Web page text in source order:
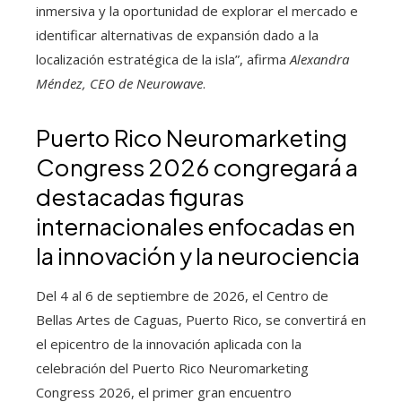
inmersiva y la oportunidad de explorar el mercado e
identificar alternativas de expansión dado a la
localización estratégica de la isla”, afirma Alexandra
Méndez, CEO de Neurowave.
Puerto Rico Neuromarketing
Congress 2026 congregará a
destacadas figuras
internacionales enfocadas en
la innovación y la neurociencia
Del 4 al 6 de septiembre de 2026, el Centro de
Bellas Artes de Caguas, Puerto Rico, se convertirá en
el epicentro de la innovación aplicada con la
celebración del Puerto Rico Neuromarketing
Congress 2026, el primer gran encuentro